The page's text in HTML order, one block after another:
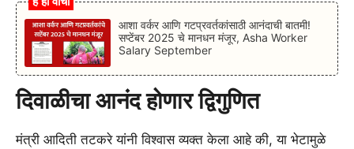
आशा वर्कर आणि गटप्रवर्तकांसाठी आनंदाची बातमी!
सप्टेंबर 2025 चे मानधन मंजूर, Asha Worker
Salary September
दिवाळीचा आनंद होणार द्विगुणित
मंत्री आदिती तटकरे यांनी विश्वास व्यक्त केला आहे की, या भेटामुळे